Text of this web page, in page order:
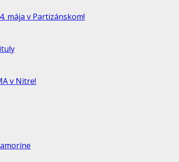
mája v Partizánskom!
v Nitre!